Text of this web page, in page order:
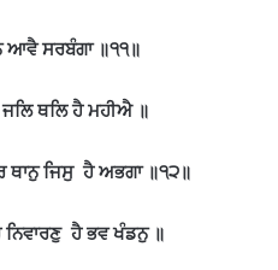
ਆਵੈ ਸਰਬੰਗਾ ॥੧੧॥
ਥਲਿ ਹੈ ਮਹੀਐ ॥
ਜਿਸੁ ਹੈ ਅਭਗਾ ॥੧੨॥
ਹੈ ਭਵ ਖੰਡਨੁ ॥